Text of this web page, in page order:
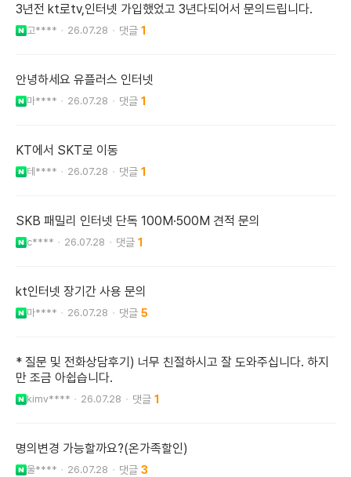
3년전 kt로tv,인터넷 가입했었고 3년다되어서 문의드립니다.
고**** 26.07.28 1
안녕하세요 유플러스 인터넷
마**** 26.07.28 1
KT에서 SKT로 이동
테**** 26.07.28 1
SKB 패밀리 인터넷 단독 100M·500M 견적 문의
c**** 26.07.28 1
kt인터넷 장기간 사용 문의
마**** 26.07.28 5
* 질문 및 전화상담후기) 너무 친절하시고 잘 도와주십니다. 하지
만 조금 아쉽습니다.
kimv**** 26.07.28 1
명의변경 가능할까요?(온가족할인)
울**** 26.07.28 3